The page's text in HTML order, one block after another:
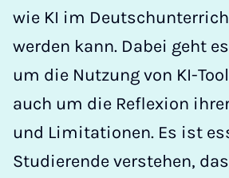
wie KI im
werden kann. Dabei geht
um die Nutzung von KI-
auch um die Reflexion
und Limitationen. Es ist
Studierende verstehen,